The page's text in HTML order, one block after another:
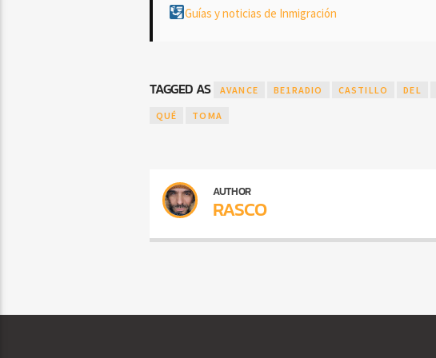
Guías y noticias de Inmigración
TAGGED AS AVANCE BE1RADIO CASTILLO DEL
QUÉ TOMA
AUTHOR
RASCO